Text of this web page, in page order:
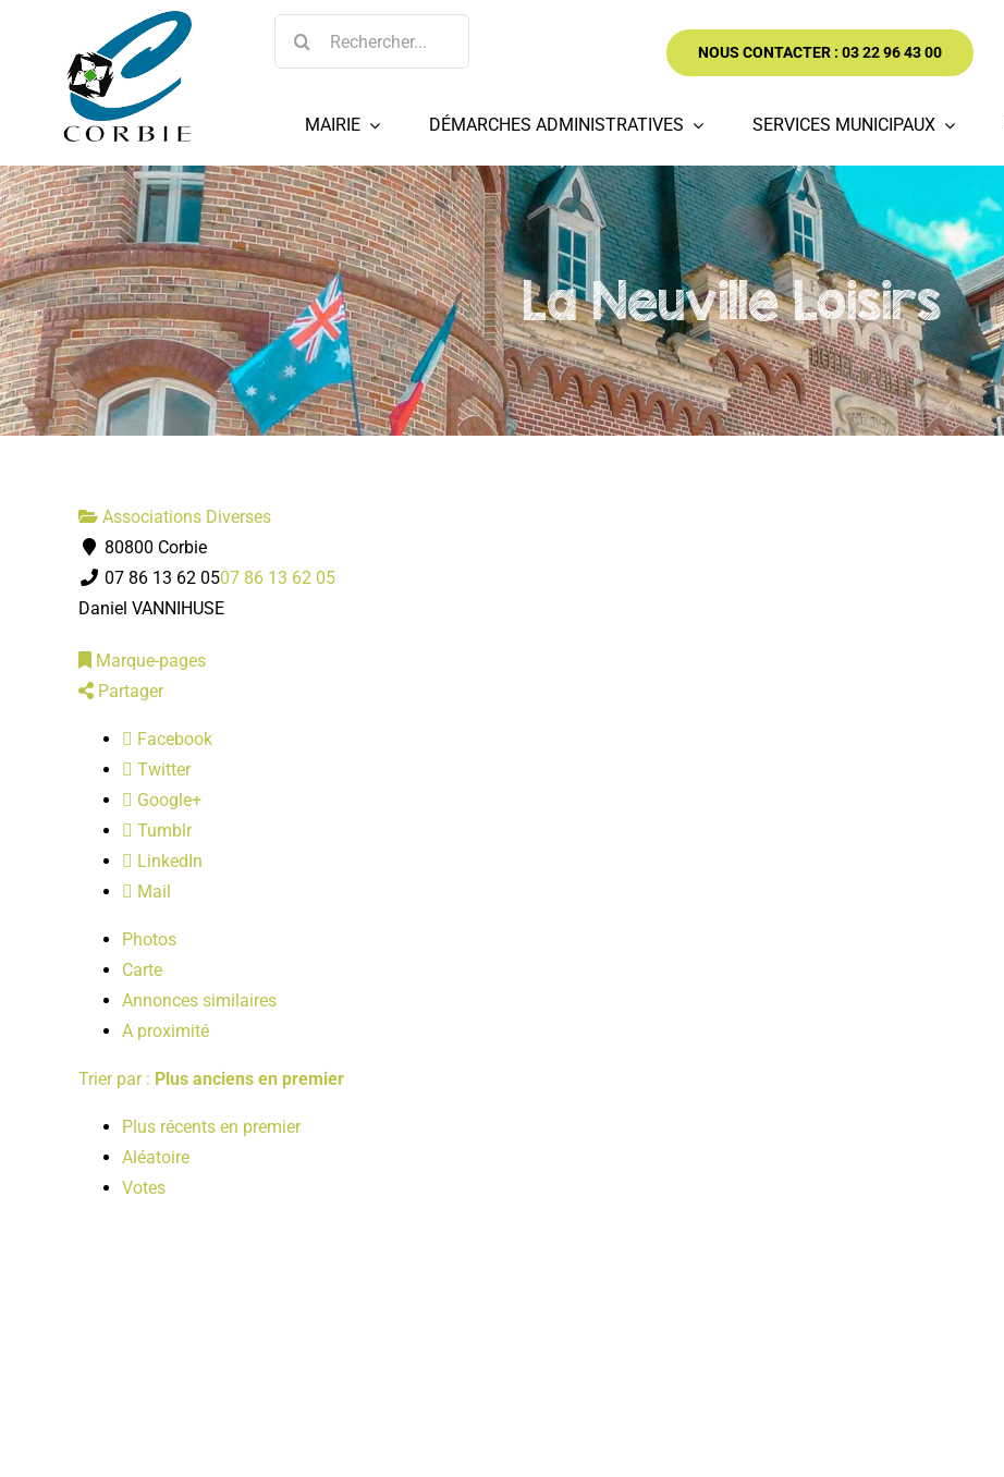
Rechercher:
NOUS CONTACTER : 03 22 96 43 00
MAIRIE DÉMARCHES ADMINISTRATIVES SERVICES MUNICIPAUX
La Neuville Loisirs
Associations Diverses
80800 Corbie
07 86 13 62 0507 86 13 62 05
Daniel VANNIHUSE
Marque-pages
Partager
Facebook
Twitter
Google+
Tumblr
LinkedIn
Mail
Photos
Carte
Annonces similaires
A proximité
Trier par : Plus anciens en premier
Plus récents en premier
Aléatoire
Votes